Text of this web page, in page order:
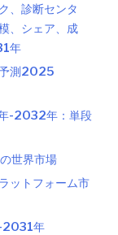
、診断センタ
、シェア、成
年
予測2025
-2032年：単段
世界市場
ットフォーム市
2031年